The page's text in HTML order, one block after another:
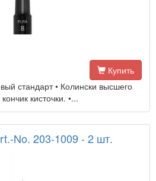
Купить
стандарт • Колински высшего
кисточки. •...
No. 203-1009 - 2 шт.